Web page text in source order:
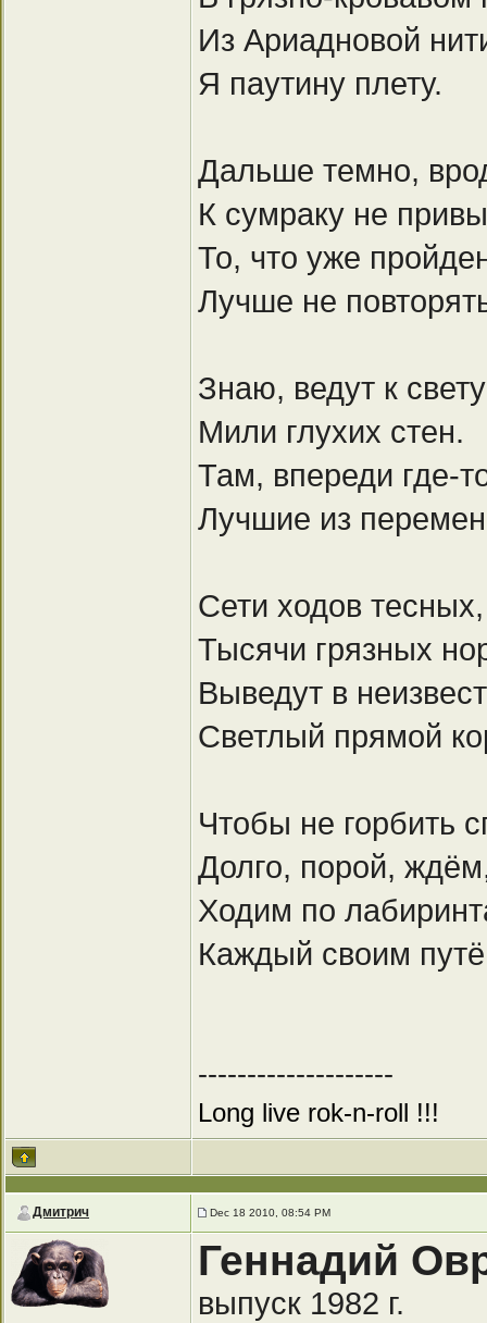
Из Ариадновой
Я паутину плету.
Дальше темно,
К сумраку не
То, что уже
Лучше не
Знаю, ведут к свету
Мили глухих стен.
Там, впереди где-
Лучшие из
Сети ходов тесных,
Тысячи грязных
Выведут в
Светлый прямой
Чтобы не горбить
Долго, порой,
Ходим по
Каждый своим
--------------------
Long live rok-n-roll !!!
Дмитрич Dec 18 2010, 08:54 PM
Геннадий
выпуск 1982 г.